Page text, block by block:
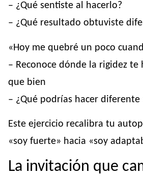
– ¿Qué sentiste al hacerlo?
– ¿Qué resultado obtuviste
«Hoy me quebré un poco
– Reconoce dónde la rigidez te
que bien
– ¿Qué podrías hacer diferente
Este ejercicio recalibra tu
«soy fuerte» hacia «soy
La invitación que